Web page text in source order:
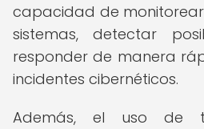
capacidad de
sistemas, detectar
responder de manera
incidentes cibernéticos.
Además, el uso de